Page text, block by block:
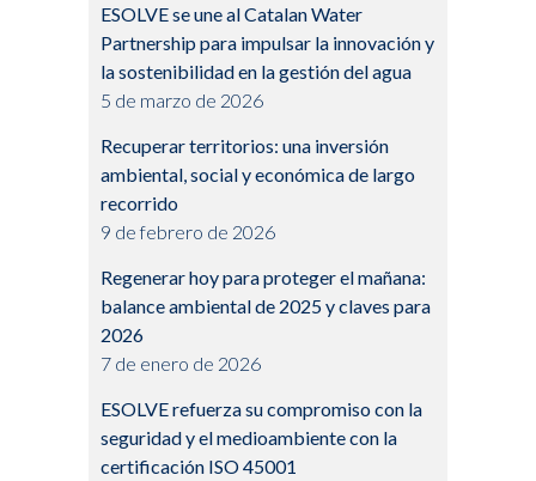
ESOLVE se une al Catalan Water
Partnership para impulsar la innovación y
la sostenibilidad en la gestión del agua
5 de marzo de 2026
Recuperar territorios: una inversión
ambiental, social y económica de largo
recorrido
9 de febrero de 2026
Regenerar hoy para proteger el mañana:
balance ambiental de 2025 y claves para
2026
7 de enero de 2026
ESOLVE refuerza su compromiso con la
seguridad y el medioambiente con la
certificación ISO 45001